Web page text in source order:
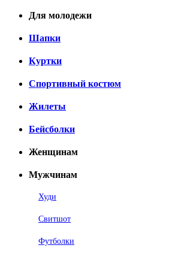
Для молодежи
Шапки
Куртки
Спортивный костюм
Жилеты
Бейсболки
Женщинам
Мужчинам
Худи
Свитшот
Футболки